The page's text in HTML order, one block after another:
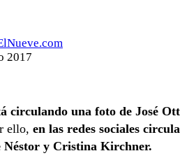
2017
circulando una foto de José
ello, en las redes sociales
Néstor y Cristina Kirchner.